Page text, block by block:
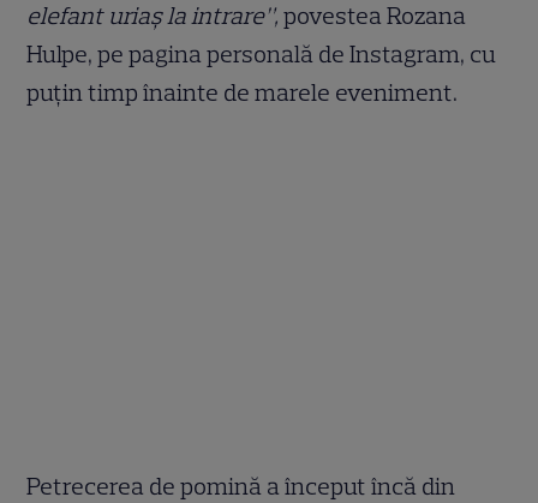
elefant uriaș la intrare”, povestea Rozana
Hulpe, pe pagina personală de Instagram, cu
puțin timp înainte de marele eveniment.
Petrecerea de pomină a început încă din